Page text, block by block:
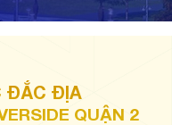
ĐẮC ĐỊA
QUẬN 2